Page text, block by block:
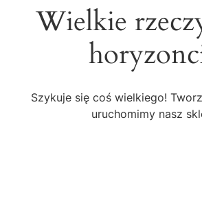
Wielkie
Szykuje się coś wielkiego!
uruchomimy nasz